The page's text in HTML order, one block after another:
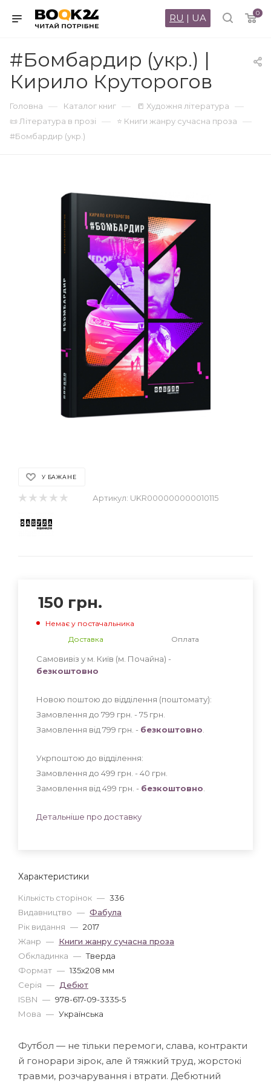
0
RU | UA
#Бомбардир (укр.) |
Кирило Круторогов
Головна — Каталог книг — 📒 Художня література —
📜 Література в прозі — ⭐ Книги жанру сучасна проза —
#Бомбардир (укр.)
У БАЖАНЕ
Артикул: UKR000000000010115
Характеристики
Кількість сторінок — 336
Видавництво — Фабула
Рік видання — 2017
Жанр — Книги жанру сучасна проза
Обкладинка — Тверда
Формат — 135x208 мм
Серія — Дебют
ISBN — 978-617-09-3335-5
Мова — Українська
150 грн.
Немає у постачальника
Доставка
Оплата
Самовивіз у м. Київ (м. Почайна) -
безкоштовно
Новою поштою до відділення (поштомату):
Замовлення до 799 грн. - 75 грн
Замовлення від 799 грн. - безкоштовно
Укрпоштою до відділення:
Замовлення до 499 грн. - 40 грн
Замовлення від 499 грн. - безкоштовно
Детальніше про доставку
Футбол — не тільки перемоги, слава, контракти
й гонорари зірок, але й тяжкий труд, жорстокі
травми, розчарування і втрати. Дебютний